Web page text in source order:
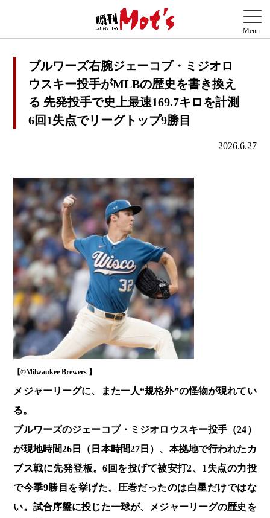
ブルワーズ右腕ジェーコブ・ミジオロ
ウスキー投手がMLBの歴史を書き換え
る 先発投手で史上最速169.7キロを計測
6回1失点でリーグトップ9勝目
2026.6.27
【©️Milwaukee Brewers 】
メジャーリーグに、また一人“規格外”の怪物が現れてい
る。
ブルワーズのジェーコブ・ミジオロウスキー投手（24）
が現地時間26日（日本時間27日）、本拠地で行われたカ
ブス戦に先発登板。6回を投げて被安打2、1失点の力投
で今季9勝目を挙げた。圧巻だったのは白星だけではな
い。試合序盤に投じた一球が、メジャーリーグの歴史を